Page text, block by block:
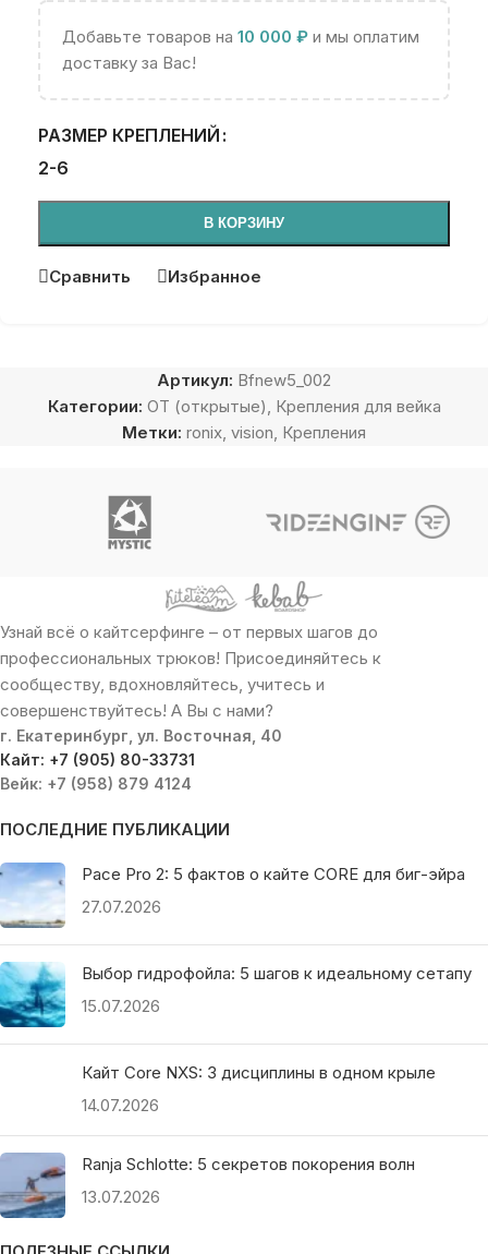
Добавьте товаров на 10 000 ₽ и мы оплатим
доставку за Вас!
РАЗМЕР КРЕПЛЕНИЙ
2-6
В КОРЗИНУ
Сравнить Избранное
Артикул: Bfnew5_002
Категории: OT (открытые) Крепления для вейка
Метки: ronix vision Крепления
Узнай всё о кайтсерфинге – от первых шагов до
профессиональных трюков! Присоединяйтесь к
сообществу, вдохновляйтесь, учитесь и
совершенствуйтесь! А Вы с нами?
г. Екатеринбург, ул. Восточная, 40
Кайт: +7 (905) 80-33731
Вейк: +7 (958) 879 4124
ПОСЛЕДНИЕ ПУБЛИКАЦИИ
Pace Pro 2: 5 фактов о кайте CORE для биг-эйра
27.07.2026
Выбор гидрофойла: 5 шагов к идеальному сетапу
15.07.2026
Кайт Core NXS: 3 дисциплины в одном крыле
14.07.2026
Ranja Schlotte: 5 секретов покорения волн
13.07.2026